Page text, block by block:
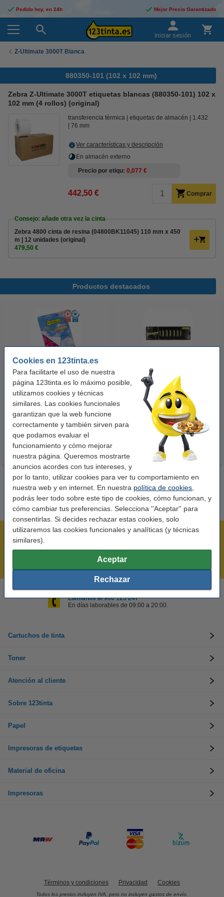
Cookies en 123tinta.es
Para facilitarte el uso de nuestra
página 123tinta.es lo máximo posible,
utilizamos cookies y técnicas
similares. Las cookies funcionales
garantizan que la web funcione
correctamente y también sirven para
que podamos evaluar el
funcionamiento y cómo mejorar
nuestra página. Queremos mostrarte
anuncios acordes con tus intereses, y
por lo tanto, utilizar cookies para ver tu comportamiento en
nuestra web y en internet. En nuestra política de cookies
podrás leer todo sobre este tipo de cookies, cómo funcionan, y
cómo cambiar tus preferencias. Selecciona ''Aceptar'' para
consentirlas. Si decides rechazar estas cookies, solo
utilizaremos las cookies funcionales y analíticas (y técnicas
similares).
Aceptar
Rechazar
Pedido hoy, en 24h Mejor Precio Garantizado
Iniciar sesión
Z-Ultimate 3000T Blanca
880350-101 (102 x 102 mm)
Zebra Z-Ultimate 3000T etiquetas blancas (880350-101) 102 x
102 mm (4 rollos) (original)
transferencia térmica etiquetas de almacén
1.432
76 mm
Ver características y descripción
En almacén externo
Precio por etiqu 0,077 €
442,50 € Comprar
Consejo: añade otra vez la cinta
Zebra 4800 cinta de resina (04800BK11045) 110 mm x 450
m | 12 unidades (original)
479,50 €
Productos destacados
123tinta Papel fotográfico
Premium Glossy brillo alto | 10 x
15 cm | 260g | 100 hojas
10,50 € Incl. 21% IVA
123tinta Pilas Alcalinas Xtreme
Power AA - LR06 - MN1500 - 24
unidades
14,50 € Incl. 21% IVA
¡Recibe en 24 horas!
Llámanos al 900 123 247
En días laborables de 09:00 a 20:00.
Cartuchos de tinta
Toner
Atención al cliente
Sobre 123tinta
Papel
Impresoras de etiquetas
Material de oficina
Impresoras
Términos y condiciones Privacidad Cookies
Todos los precios incluyen IVA, pero no incluyen gastos de envío.